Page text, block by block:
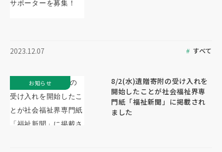
2023.12.07 すべて
8/2(水)遺贈寄附の受け入れを
開始したことが社会福祉界専
門紙「福祉新聞」に掲載され
ました
お知らせ